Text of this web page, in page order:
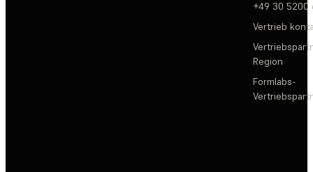
+49 30 5200
Vertrieb
Region
Formlabs-